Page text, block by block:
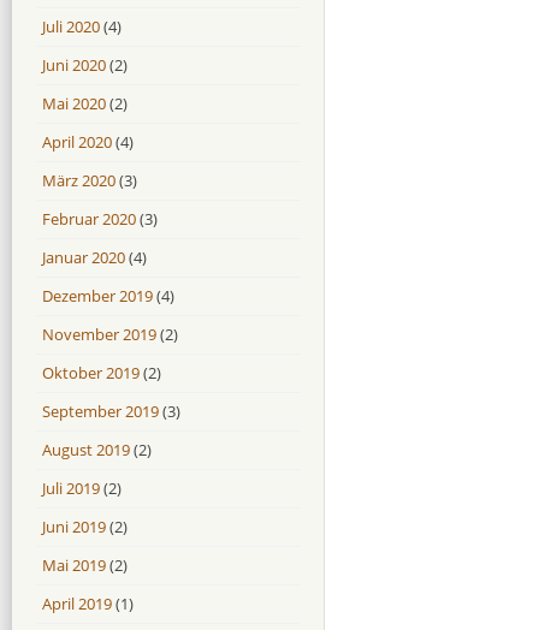
Juli 2020(4)
Juni 2020(2)
Mai 2020(2)
April 2020(4)
März 2020(3)
Februar 2020(3)
Januar 2020(4)
Dezember 2019(4)
November 2019(2)
Oktober 2019(2)
September 2019(3)
August 2019(2)
Juli 2019(2)
Juni 2019(2)
Mai 2019(2)
April 2019(1)